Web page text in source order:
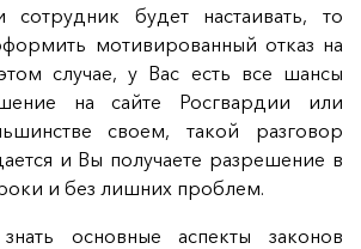
будет настаивать, то
мотивированный отказ на
случае, у Вас есть все шансы
на сайте Росгвардии или
своем, такой разговор
и Вы получаете разрешение в
и без лишних проблем.
основные аспекты законов